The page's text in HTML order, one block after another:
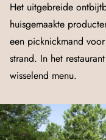
Het uitgebreide
huisgemaakte
een picknickmand
strand. In het
wisselend menu.